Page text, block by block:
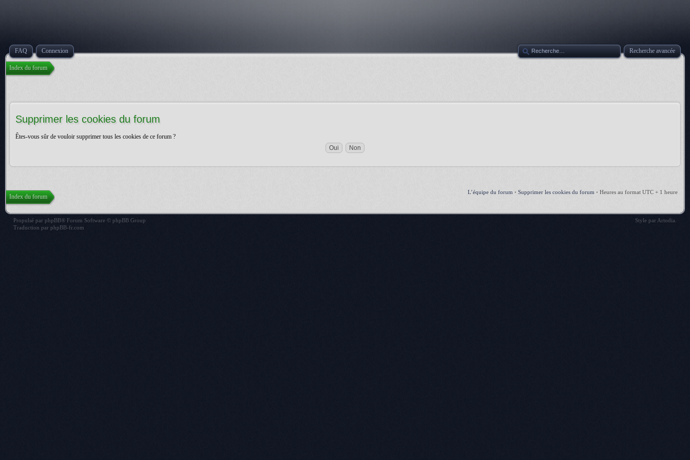
FAQ Connexion Recherche avancée
Index du forum
Supprimer les cookies du forum
Êtes-vous sûr de vouloir supprimer tous les cookies de ce forum ?
L’équipe du forum • Supprimer les cookies du forum • Heures au format UTC + 1 heure
Index du forum
Propulsé par phpBB® Forum Software © phpBB Group
Traduction par phpBB-fr.com
Style par Artodia